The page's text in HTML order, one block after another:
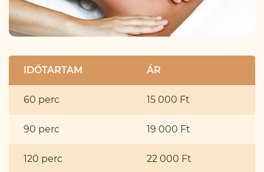
IDŐTARTAM ÁR
60 perc 15 000 Ft
90 perc 19 000 Ft
120 perc 22 000 Ft